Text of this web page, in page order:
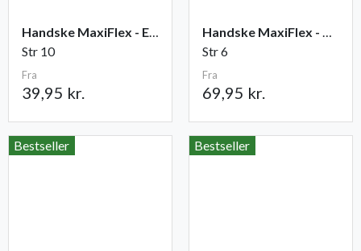
Handske MaxiFlex - Elite
Str 10
Fra
39,95 kr.
Handske MaxiFlex - Cut
Str 6
Fra
69,95 kr.
Bestseller Bestseller